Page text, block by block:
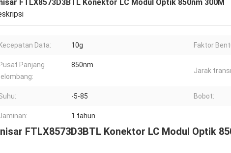
FTLX8573D3BTL Konektor LC Modul Optik 850nm 300M
Kecepatan Data: 10g Faktor
Pusat Panjang
850nm
Jarak
-5-85 Bobot:
1 tahun
FTLX8573D3BTL Konektor LC Modul Optik